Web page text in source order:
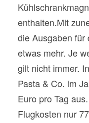
enthalten.Mit
die Ausgaben für
etwas mehr. Je
gilt nicht immer.
Pasta & Co. im
Euro pro Tag
Flugkosten nur